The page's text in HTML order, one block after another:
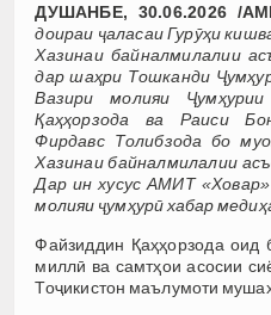
ДУШАНБЕ, 30.06.2026 /
доираи ҷаласаи Гурӯҳи
Хазинаи байналмилалии
дар шаҳри Тошканди
Вазири молияи
Қаҳҳорзода ва Раиси
Фирдавс Толибзода бо
Хазинаи байналмилалии
Дар ин хусус АМИТ
молияи ҷумҳурӣ хабар
Файзиддин Қаҳҳорзода оид
миллӣ ва самтҳои асосии
Тоҷикистон маълумоти